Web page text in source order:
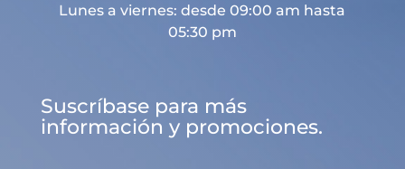
Lunes a viernes: desde 09:00 am hasta
05:30 pm
Suscríbase para más
información y promociones.